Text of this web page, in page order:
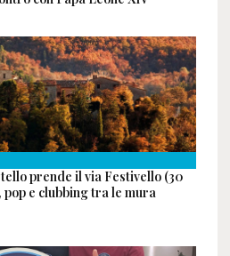
prende il via Festivello (30
e clubbing tra le mura